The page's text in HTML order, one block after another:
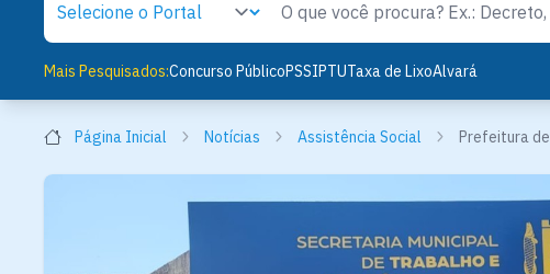
Mais Pesquisados:Concurso PúblicoPSSIPTUTaxa de LixoAlvará
Página Inicial Notícias Assistência Social Prefeitura